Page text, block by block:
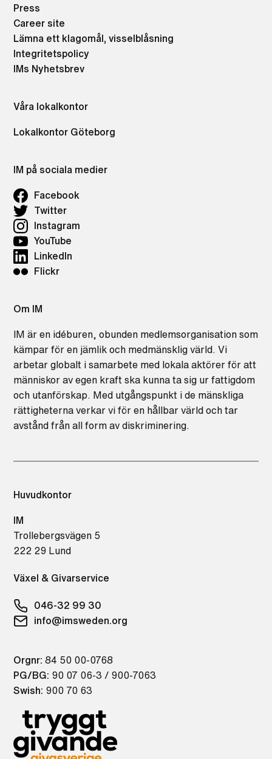
Press
Career site
Lämna ett klagomål, visselblåsning
Integritetspolicy
IMs Nyhetsbrev
Våra lokalkontor
Lokalkontor Göteborg
IM på sociala medier
Facebook
Twitter
Instagram
YouTube
LinkedIn
Flickr
Om IM
IM är en idéburen, obunden medlemsorganisation som
kämpar för en jämlik och medmänsklig värld. Vi
arbetar globalt i samarbete med lokala aktörer för att
människor av egen kraft ska kunna ta sig ur fattigdom
och utanförskap. Med utgångspunkt i de mänskliga
rättigheterna verkar vi för en hållbar värld och tar
avstånd från all form av diskriminering.
Huvudkontor
IM
Trollebergsvägen 5
222 29 Lund
Växel & Givarservice
046-32 99 30
info@imsweden.org
Orgnr: 84 50 00-0768
PG/BG: 90 07 06-3 / 900-7063
Swish: 900 70 63